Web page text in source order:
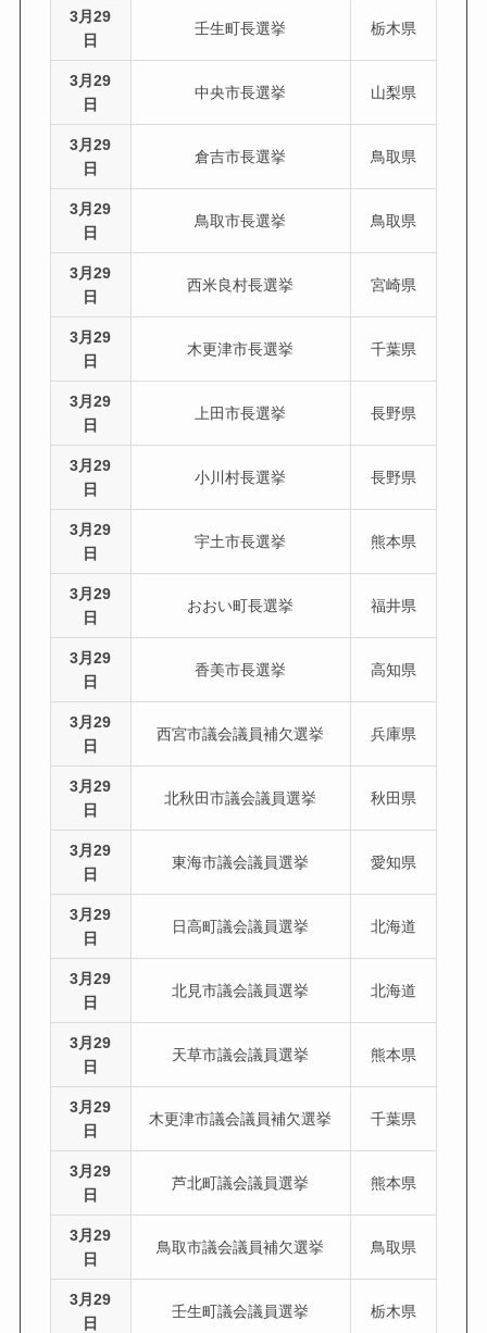
3月29
日
壬生町長選挙 栃木県
3月29
日
中央市長選挙 山梨県
3月29
日
倉吉市長選挙 鳥取県
3月29
日
鳥取市長選挙 鳥取県
3月29
日
西米良村長選挙 宮崎県
3月29
日
木更津市長選挙 千葉県
3月29
日
上田市長選挙 長野県
3月29
日
小川村長選挙 長野県
3月29
日
宇土市長選挙 熊本県
3月29
日
おおい町長選挙 福井県
3月29
日
香美市長選挙 高知県
3月29
日
西宮市議会議員補欠選挙 兵庫県
3月29
日
北秋田市議会議員選挙 秋田県
3月29
日
東海市議会議員選挙 愛知県
3月29
日
日高町議会議員選挙 北海道
3月29
日
北見市議会議員選挙 北海道
3月29
日
天草市議会議員選挙 熊本県
3月29
日
木更津市議会議員補欠選挙 千葉県
3月29
日
芦北町議会議員選挙 熊本県
3月29
日
鳥取市議会議員補欠選挙 鳥取県
3月29
日
壬生町議会議員選挙 栃木県